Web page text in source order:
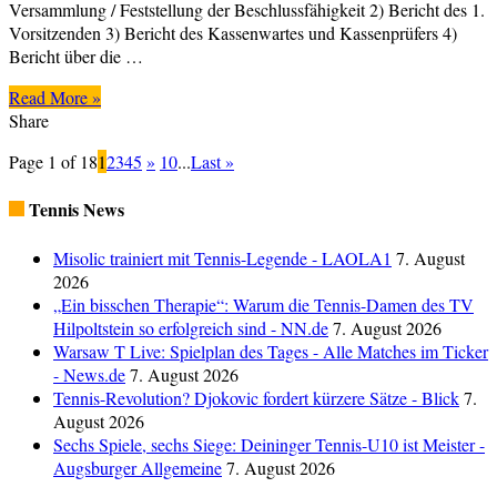
Versammlung / Feststellung der Beschlussfähigkeit 2) Bericht des 1.
Vorsitzenden 3) Bericht des Kassenwartes und Kassenprüfers 4)
Bericht über die …
Read More »
Share
Page 1 of 1812345 » 10...Last »
Tennis News
Misolic trainiert mit Tennis-Legende - LAOLA1 7. August
2026
„Ein bisschen Therapie“: Warum die Tennis-Damen des TV
Hilpoltstein so erfolgreich sind - NN.de7. August 2026
Warsaw T Live: Spielplan des Tages - Alle Matches im Ticker
- News.de7. August 2026
Tennis-Revolution? Djokovic fordert kürzere Sätze - Blick7.
August 2026
Sechs Spiele, sechs Siege: Deininger Tennis-U10 ist Meister -
Augsburger Allgemeine7. August 2026